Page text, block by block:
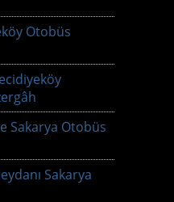
Otobüs
Sakarya Otobüs
Sakarya